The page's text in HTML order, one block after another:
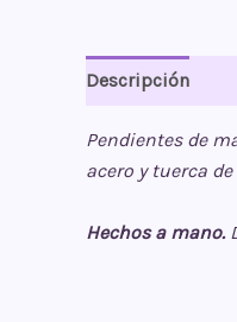
Descripción
Pendientes de
acero y tuerca
Hechos a mano.